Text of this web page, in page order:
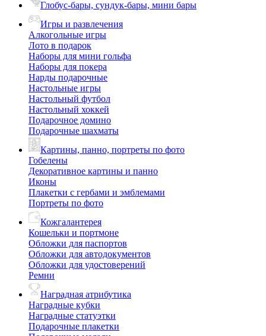
Глобус-бары, сундук-бары, мини бары
Игры и развлечения
Алкогольные игры
Лото в подарок
Наборы для мини гольфа
Наборы для покера
Нарды подарочные
Настольные игры
Настольный футбол
Настольный хоккей
Подарочное домино
Подарочные шахматы
Картины, панно, портреты по фото
Гобелены
Декоративное картины и панно
Иконы
Плакетки с гербами и эмблемами
Портреты по фото
Кожгалантерея
Кошельки и портмоне
Обложки для паспортов
Обложки для автодокументов
Обложки для удостоверений
Ремни
Наградная атрибутика
Наградные кубки
Наградные статуэтки
Подарочные плакетки